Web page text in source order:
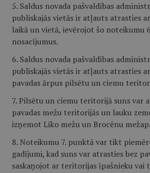
5. Saldus novada pašvaldības
publiskajās vietās ir atļauts atrasties
laikā un vietā, ievērojot šo noteikumu
nosacījumus.
6. Saldus novada pašvaldības
publiskajās vietās ir atļauts atrasties
pavadas ārpus pilsētu un ciemu
7. Pilsētu un ciemu teritorijā suns var
pavadas mežu teritorijās un lauku
izņemot Līko mežu un Brocēnu
8. Noteikumu 7. punktā var tikt
gadījumi, kad suns var atrasties bez
saskaņojot ar teritorijas īpašnieku vai